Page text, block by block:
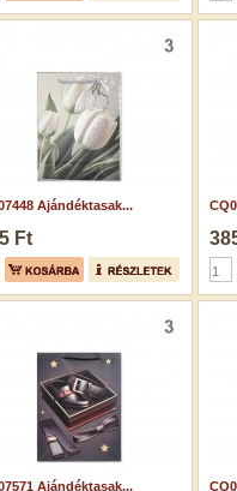
Ajándéktasak...
Ft
Ajándéktasak...